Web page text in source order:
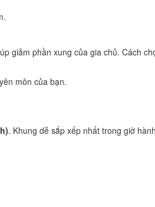
giảm phần xung của gia chủ. Cách
môn của bạn.
. Khung dễ sắp xếp nhất trong giờ